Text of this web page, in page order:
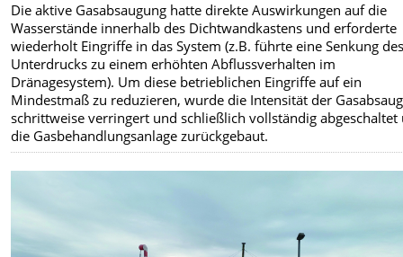
Die aktive Gasabsaugung hatte direkte Auswirkungen auf die
Wasserstände innerhalb des Dichtwandkastens und erforderte
wiederholt Eingriffe in das System (z.B. führte eine Senkung
Unterdrucks zu einem erhöhten Abflussverhalten im
Dränagesystem). Um diese betrieblichen Eingriffe auf ein
Mindestmaß zu reduzieren, wurde die Intensität der
schrittweise verringert und schließlich vollständig abgeschaltet
die Gasbehandlungsanlage zurückgebaut.